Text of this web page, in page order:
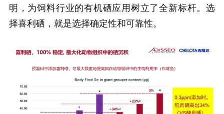
明，为饲料行业的有机硒应用树立了全新标杆。选
择喜利硒，就是选择确定性和可靠性。